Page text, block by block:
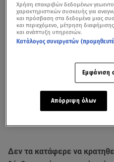
Δεν τα κατάφερε να
Χρήση επακριβών δεδομένων
χαρακτηριστικών συσκευής για
και πρόσβαση στα δεδομένα μιας
και περιεχόμενο, μέτρηση
και ανάπτυξη υπηρεσιών.
Κατάλογος συνεργατών
Εμφάνιση
Απόρριψη όλων